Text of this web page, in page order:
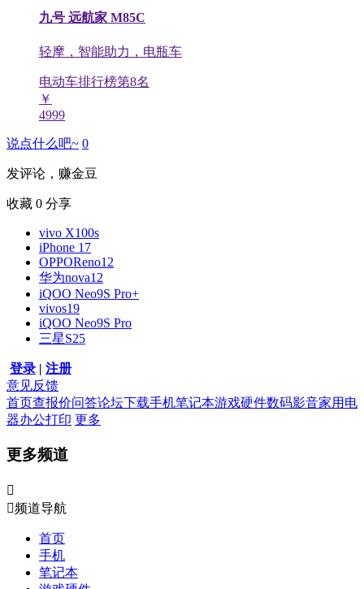
九号 远航家 M85C
轻摩，智能助力，电瓶车
电动车排行榜第8名
￥
4999
说点什么吧~ 0
发评论，赚金豆
收藏 0 分享
vivo X100s
iPhone 17
OPPOReno12
华为nova12
iQOO Neo9S Pro+
vivos19
iQOO Neo9S Pro
三星S25
登录 | 注册
意见反馈
首页查报价问答论坛下载手机笔记本游戏硬件数码影音家用电
器办公打印 更多
更多频道

频道导航
首页
手机
笔记本